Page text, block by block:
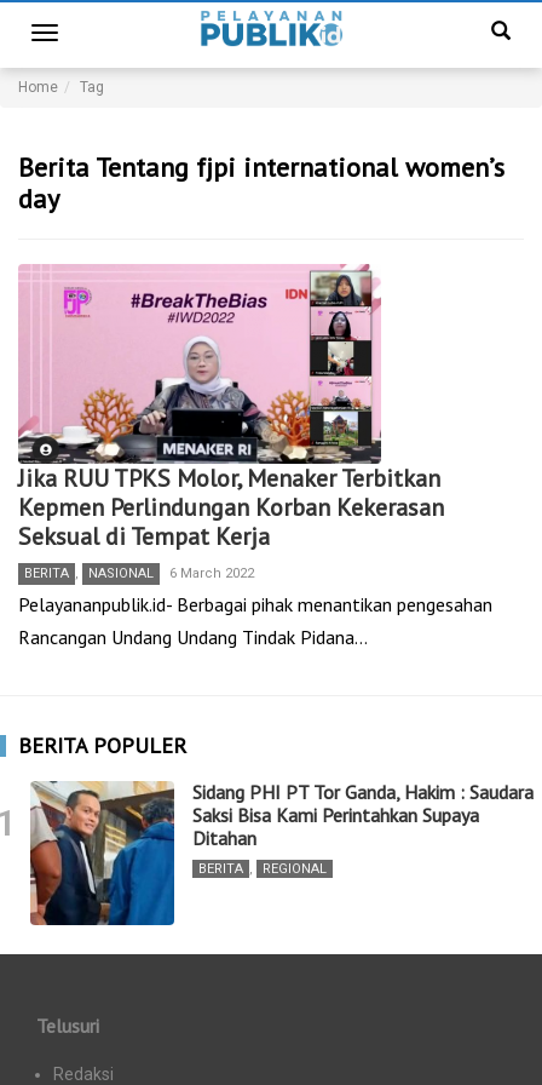
Toggle
navigation
Home Tag
Berita Tentang fjpi international women’s
day
Jika RUU TPKS Molor, Menaker Terbitkan
Kepmen Perlindungan Korban Kekerasan
Seksual di Tempat Kerja
BERITA , NASIONAL 6 March 2022
Pelayananpublik.id- Berbagai pihak menantikan pengesahan
Rancangan Undang Undang Tindak Pidana…
BERITA POPULER
Sidang PHI PT Tor Ganda, Hakim : Saudara
Saksi Bisa Kami Perintahkan Supaya
Ditahan
BERITA , REGIONAL
Telusuri
Redaksi